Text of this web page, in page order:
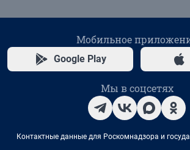
Мобильное
Google Play
Мы в соцсетях
Контактные данные для Роскомнадзора и